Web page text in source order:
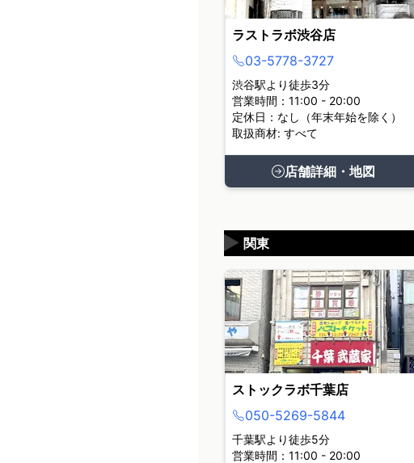
ラストラボ渋谷店
03-5778-3727
渋谷駅より徒歩3分
営業時間：11:00 - 20:00
定休日：なし（年末年始を除く）
取扱商材: すべて
店舗詳細・地図
関東
▶
ストックラボ千葉店
050-5269-5844
千葉駅より徒歩5分
営業時間：11:00 - 20:00